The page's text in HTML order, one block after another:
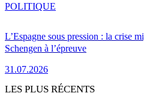
L’Espagne sous pression : la crise
Schengen à l’épreuve
31.07.2026
POLITIQUE
LES PLUS RÉCENTS